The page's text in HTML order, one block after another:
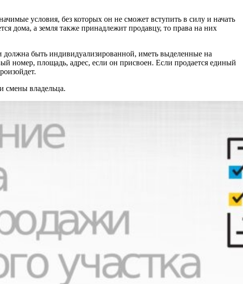
условия, без которых он не сможет вступить в силу и начать
дома, а земля также принадлежит продавцу, то права на них
быть индивидуализированной, иметь выделенные на
номер, площадь, адрес, если он присвоен. Если продается единый
смены владельца.